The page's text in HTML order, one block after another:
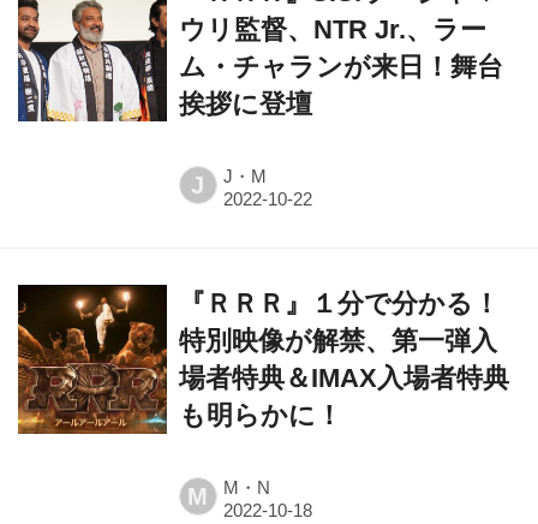
ウリ監督、NTR Jr.、ラー
ム・チャランが来日！舞台
挨拶に登壇
J J・M
『ＲＲＲ』１分で分かる！
特別映像が解禁、第一弾入
場者特典＆IMAX入場者特典
も明らかに！
M M・N